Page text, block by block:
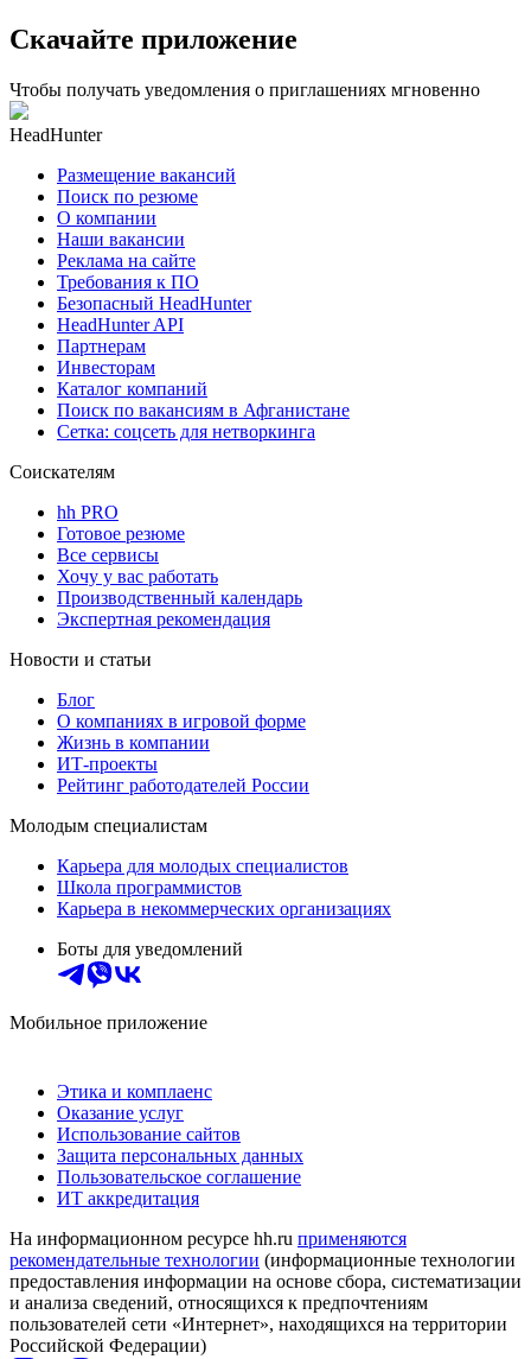
Скачайте приложение
Чтобы получать уведомления о приглашениях мгновенно
HeadHunter
Размещение вакансий
Поиск по резюме
О компании
Наши вакансии
Реклама на сайте
Требования к ПО
Безопасный HeadHunter
HeadHunter API
Партнерам
Инвесторам
Каталог компаний
Поиск по вакансиям в Афганистане
Сетка: соцсеть для нетворкинга
Соискателям
hh PRO
Готовое резюме
Все сервисы
Хочу у вас работать
Производственный календарь
Экспертная рекомендация
Новости и статьи
Блог
О компаниях в игровой форме
Жизнь в компании
ИТ-проекты
Рейтинг работодателей России
Молодым специалистам
Карьера для молодых специалистов
Школа программистов
Карьера в некоммерческих организациях
Боты для уведомлений
Мобильное приложение
Этика и комплаенс
Оказание услуг
Использование сайтов
Защита персональных данных
Пользовательское соглашение
ИТ аккредитация
На информационном ресурсе hh.ru применяются
рекомендательные технологии (информационные технологии
предоставления информации на основе сбора, систематизации
и анализа сведений, относящихся к предпочтениям
пользователей сети «Интернет», находящихся на территории
Российской Федерации)